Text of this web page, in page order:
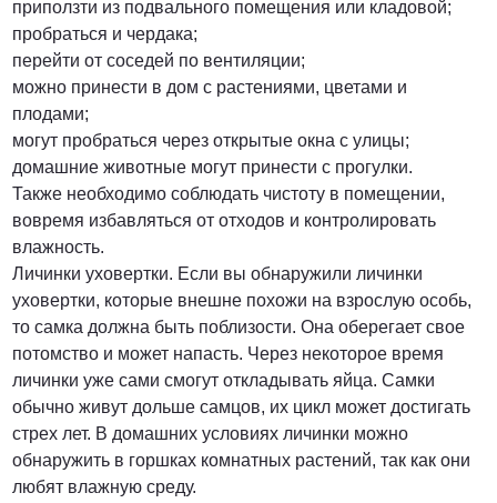
приползти из подвального помещения или кладовой;
пробраться и чердака;
перейти от соседей по вентиляции;
можно принести в дом с растениями, цветами и
плодами;
могут пробраться через открытые окна с улицы;
домашние животные могут принести с прогулки.
Также необходимо соблюдать чистоту в помещении,
вовремя избавляться от отходов и контролировать
влажность.
Личинки уховертки. Если вы обнаружили личинки
уховертки, которые внешне похожи на взрослую особь,
то самка должна быть поблизости. Она оберегает свое
потомство и может напасть. Через некоторое время
личинки уже сами смогут откладывать яйца. Самки
обычно живут дольше самцов, их цикл может достигать
стрех лет. В домашних условиях личинки можно
обнаружить в горшках комнатных растений, так как они
любят влажную среду.